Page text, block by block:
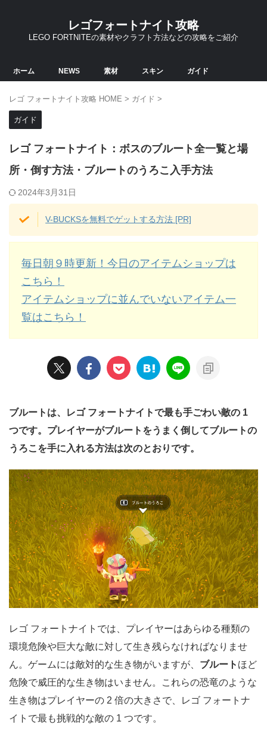
レゴフォートナイト攻略
LEGO FORTNITEの素材やクラフト方法などの攻略をご紹介
ホーム NEWS 素材 スキン ガイド
レゴ フォートナイト攻略 HOME > ガイド >
ガイド
レゴ フォートナイト：ボスのブルート全一覧と場
所・倒す方法・ブルートのうろこ入手方法
2024年3月31日
V-BUCKSを無料でゲットする方法 [PR]
毎日朝９時更新！今日のアイテムショップは
こちら！
アイテムショップに並んでいないアイテム一
覧はこちら！
ブルートは、レゴ フォートナイトで最も手ごわい敵の 1
つです。プレイヤーがブルートをうまく倒してブルートの
うろこを手に入れる方法は次のとおりです。
レゴ フォートナイトでは、プレイヤーはあらゆる種類の
環境危険や巨大な敵に対して生き残らなければなりませ
ん。ゲームには敵対的な生き物がいますが、 ブルート ほど
危険で威圧的な生き物はいません。これらの恐竜のような
生き物はプレイヤーの 2 倍の大きさで、レゴ フォートナ
イトで最も挑戦的な敵の 1 つです。